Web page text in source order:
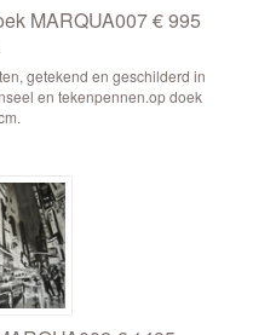
MARQUA007 € 995
getekend en geschilderd in
en tekenpennen.op doek